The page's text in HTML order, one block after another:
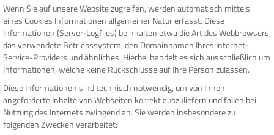
Wenn Sie auf unsere Website zugreifen, werden automatisch mittels
eines Cookies Informationen allgemeiner Natur erfasst. Diese
Informationen (Server-Logfiles) beinhalten etwa die Art des Webbrowsers,
das verwendete Betriebssystem, den Domainnamen Ihres Internet-
Service-Providers und ähnliches. Hierbei handelt es sich ausschließlich um
Informationen, welche keine Rückschlüsse auf Ihre Person zulassen.
Diese Informationen sind technisch notwendig, um von Ihnen
angeforderte Inhalte von Webseiten korrekt auszuliefern und fallen bei
Nutzung des Internets zwingend an. Sie werden insbesondere zu
folgenden Zwecken verarbeitet: